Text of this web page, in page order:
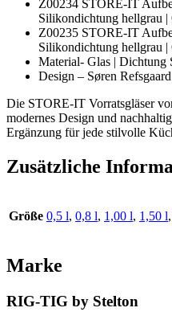
Z00234 STORE-IT
Silikondichtung hellgrau
Z00235 STORE-IT
Silikondichtung hellgrau
Material- Glas | Dichtung
Design – Søren Refsgaard
Die STORE-IT Vorratsgläser
modernes Design und
Ergänzung für jede stilvolle
Zusätzliche
Größe 0,5 l, 0,8 l, 1,00 l, 1,50 l,
Marke
RIG-TIG by Stelton